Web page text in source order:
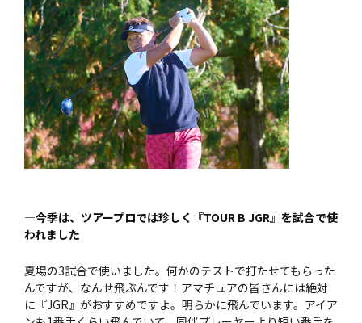
—今季は、ツアープロでは珍しく『TOUR B JGR』を試合で使
われました
夏場の3試合で使いました。何かのテストで打たせてもらった
んですが、なんせ飛ぶんです！アマチュアの皆さんには絶対
に『JGR』がおすすめですよ。明らかに飛んでいます。アイア